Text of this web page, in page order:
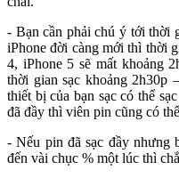
- Bạn cần phải chú ý tới thời
iPhone đời càng mới thì thời
4, iPhone 5 sẽ mất khoảng
thời gian sạc khoảng
thiết bị của bạn sạc có thể
đã đầy thì viên pin cũng có
- Nếu pin đã sạc đầy nhưng
đến vài chục % một lúc thì